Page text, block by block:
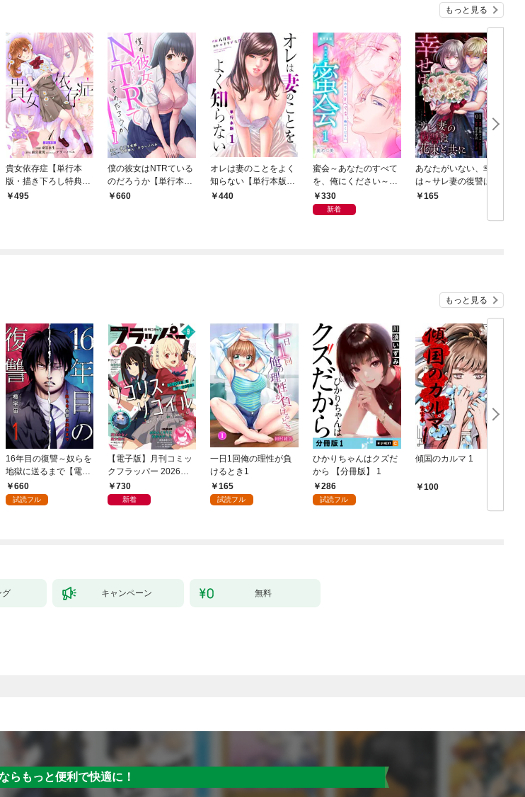
もっと見る
貴女依存症【単行本
版・描き下ろし特典付
き】 1
495
僕の彼女はNTRている
のだろうか【単行本
版・特典付き】 1
660
オレは妻のことをよく
知らない【単行本版】
1440
蜜会～あなたのすべて
を、俺にください～
【単行本版】 1
330
新着
あなたがいない、幸せ
は～サレ妻の復讐は花
束と共に～ 1 モラ
165
もっと見る
16年目の復讐～奴らを
地獄に送るまで【電子
単行本版】１
660
試読フル
【電子版】月刊コミッ
クフラッパー 2026年9
月号730
新着
一日1回俺の理性が負
けるとき1
165
試読フル
ひかりちゃんはクズだ
から 【分冊版】 1
286
試読フル
傾国のカルマ 1
100
グ キャンペーン 無料
らもっと便利で快適に！